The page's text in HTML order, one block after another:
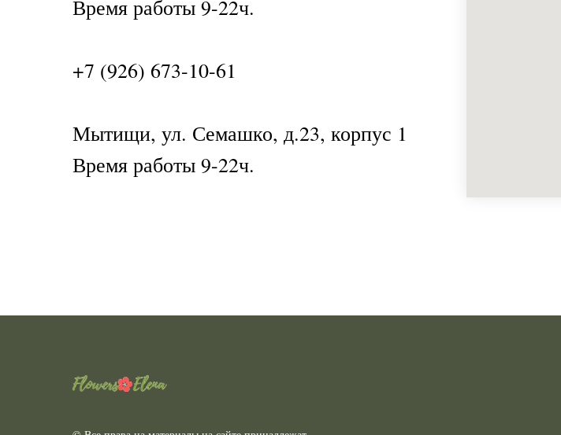
Время работы 9-22ч.
+7 (926) 673-10-61
Мытищи, ул. Семашко, д.23, корпус 1
Время работы 9-22ч.